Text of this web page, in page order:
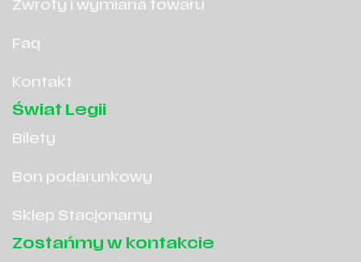
Zwroty i wymiana towaru
Faq
Kontakt
Świat Legii
Bilety
Bon podarunkowy
Sklep Stacjonarny
Zostańmy w kontakcie